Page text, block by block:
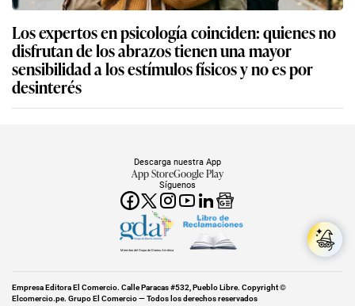
Los expertos en psicología coinciden: quienes no
disfrutan de los abrazos tienen una mayor
sensibilidad a los estímulos físicos y no es por
desinterés
Síguenos
Descarga nuestra App
App StoreGoogle Play
Miembro del Grupo de Diarios América
Empresa Editora El Comercio. Calle Paracas #532, Pueblo Libre. Copyright ©
Elcomercio.pe. Grupo El Comercio — Todos los derechos reservados